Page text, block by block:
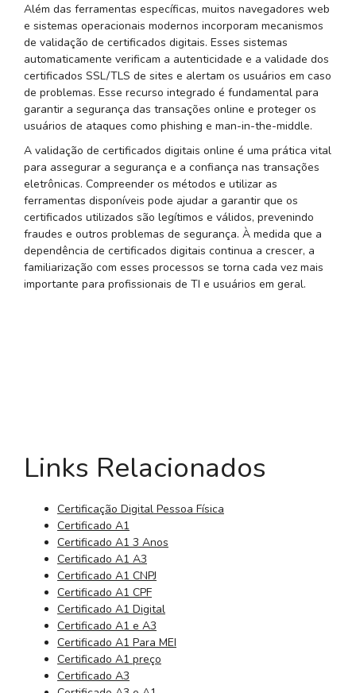
Além das ferramentas específicas, muitos navegadores web
e sistemas operacionais modernos incorporam mecanismos
de validação de certificados digitais. Esses sistemas
automaticamente verificam a autenticidade e a validade dos
certificados SSL/TLS de sites e alertam os usuários em caso
de problemas. Esse recurso integrado é fundamental para
garantir a segurança das transações online e proteger os
usuários de ataques como phishing e man-in-the-middle.
A validação de certificados digitais online é uma prática vital
para assegurar a segurança e a confiança nas transações
eletrônicas. Compreender os métodos e utilizar as
ferramentas disponíveis pode ajudar a garantir que os
certificados utilizados são legítimos e válidos, prevenindo
fraudes e outros problemas de segurança. À medida que a
dependência de certificados digitais continua a crescer, a
familiarização com esses processos se torna cada vez mais
importante para profissionais de TI e usuários em geral.
Links Relacionados
Certificação Digital Pessoa Física
Certificado A1
Certificado A1 3 Anos
Certificado A1 A3
Certificado A1 CNPJ
Certificado A1 CPF
Certificado A1 Digital
Certificado A1 e A3
Certificado A1 Para MEI
Certificado A1 preço
Certificado A3